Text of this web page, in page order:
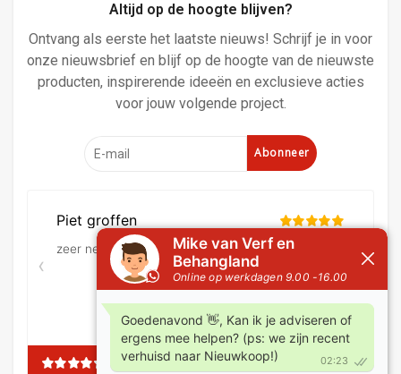
Altijd op de hoogte blijven?
Ontvang als eerste het laatste nieuws! Schrijf je in voor
onze nieuwsbrief en blijf op de hoogte van de nieuwste
producten, inspirerende ideeën en exclusieve acties
voor jouw volgende project.
Abonneer